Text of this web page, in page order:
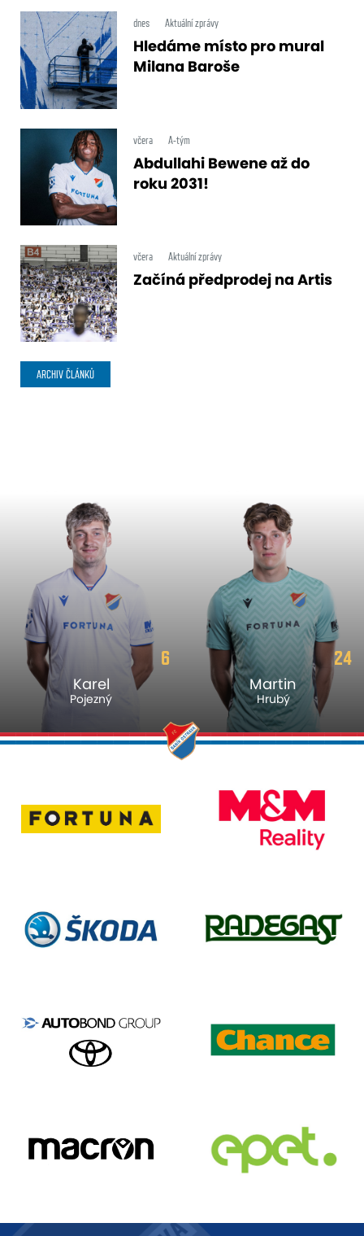
dnes Aktuální zprávy
Hledáme místo pro mural
Milana Baroše
včera A-tým
Abdullahi Bewene až do
roku 2031!
včera Aktuální zprávy
Začíná předprodej na Artis
ARCHIV ČLÁNKŮ
6
Karel
Pojezný
24
Martin
Hrubý